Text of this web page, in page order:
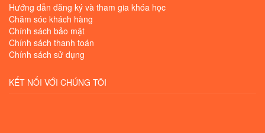
Hướng dẫn đăng ký và tham gia khóa học
Chăm sóc khách hàng
Chính sách bảo mật
Chính sách thanh toán
Chính sách sử dụng
KẾT NỐI VỚI CHÚNG TÔI